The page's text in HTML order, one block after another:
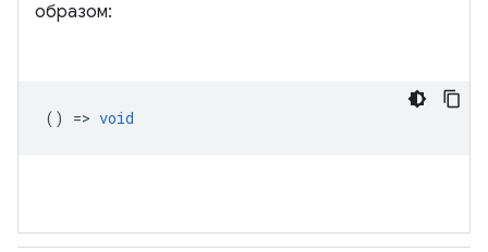
образом:
() => void